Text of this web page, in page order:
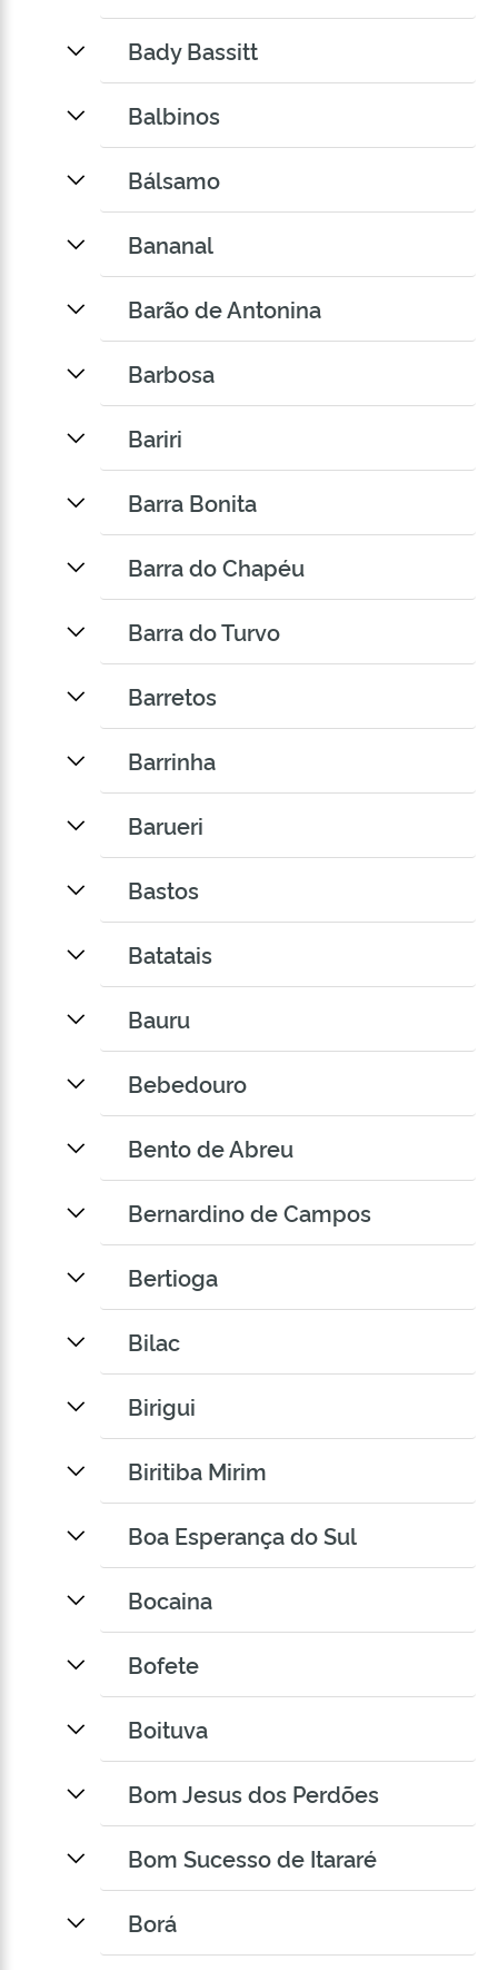
Bady Bassitt
Balbinos
Bálsamo
Bananal
Barão de Antonina
Barbosa
Bariri
Barra Bonita
Barra do Chapéu
Barra do Turvo
Barretos
Barrinha
Barueri
Bastos
Batatais
Bauru
Bebedouro
Bento de Abreu
Bernardino de Campos
Bertioga
Bilac
Birigui
Biritiba Mirim
Boa Esperança do Sul
Bocaina
Bofete
Boituva
Bom Jesus dos Perdões
Bom Sucesso de Itararé
Borá